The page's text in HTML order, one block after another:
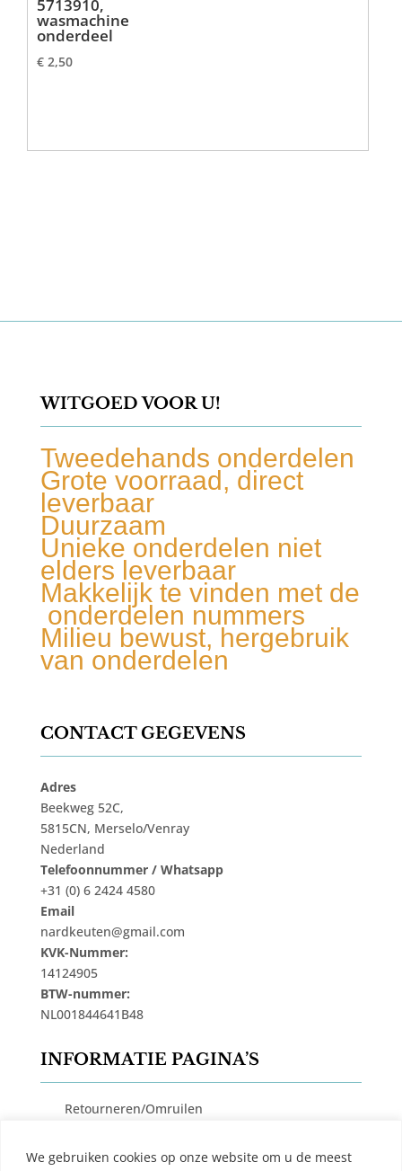
We gebruiken cookies op onze website om u de meest
5713910,
wasmachine
onderdeel
€ 2,50
WITGOED VOOR U!
Tweedehands onderdelen
Grote voorraad, direct
leverbaar
Duurzaam
Unieke onderdelen niet
elders leverbaar
Makkelijk te vinden met de
onderdelen nummers
Milieu bewust, hergebruik
van onderdelen
CONTACT GEGEVENS
Adres
Beekweg 52C,
5815CN, Merselo/Venray
Nederland
Telefoonnummer / Whatsapp
+31 (0) 6 2424 4580
Email
nardkeuten@gmail.com
KVK-Nummer:
14124905
BTW-nummer:
NL001844641B48
INFORMATIE PAGINA’S
Retourneren/Omruilen
Cookiebeleid